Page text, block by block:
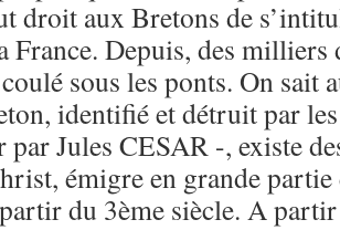
droit aux Bretons de
France. Depuis, des
sous les ponts. On sait
identifié et détruit par
Jules CESAR -, existe
émigre en grande
du 3ème siècle. A